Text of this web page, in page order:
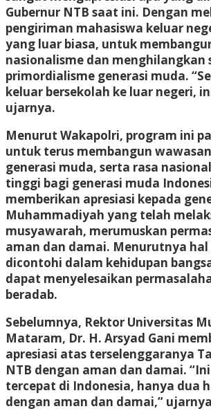
Gubernur NTB saat ini. Dengan
pengiriman mahasiswa keluar
yang luar biasa, untuk
nasionalisme dan menghilangkan
primordialisme generasi muda.
keluar bersekolah ke luar negeri,
ujarnya.
Menurut Wakapolri, program ini
untuk terus membangun
generasi muda, serta rasa
tinggi bagi generasi muda
memberikan apresiasi kepada
Muhammadiyah yang telah
musyawarah, merumuskan
aman dan damai. Menurutnya hal
dicontohi dalam kehidupan
dapat menyelesaikan
beradab.
Sebelumnya, Rektor Universitas
Mataram, Dr. H. Arsyad Gani
apresiasi atas terselenggaranya
NTB dengan aman dan damai.
tercepat di Indonesia, hanya dua
dengan aman dan damai,”